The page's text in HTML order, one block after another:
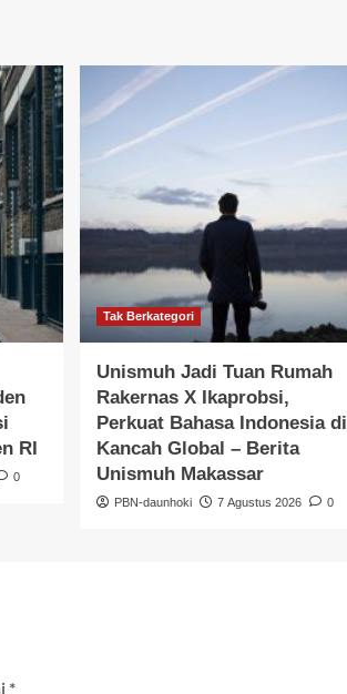
RI
0
Tak Berkategori
Unismuh Jadi Tuan Rumah
Rakernas X Ikaprobsi,
Perkuat Bahasa Indonesia di
Kancah Global – Berita
Unismuh Makassar
PBN-daunhoki 7 Agustus 2026 0
*